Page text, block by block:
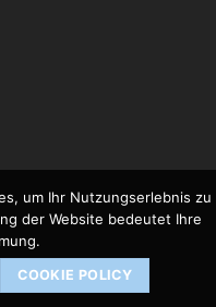
um Ihr Nutzungserlebnis zu
der Website bedeutet Ihre
COOKIE POLICY